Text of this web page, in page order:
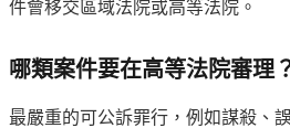
件會移交區域法院或高等法院。
哪類案件要在高等法院審理
最嚴重的可公訴罪行，例如謀殺、